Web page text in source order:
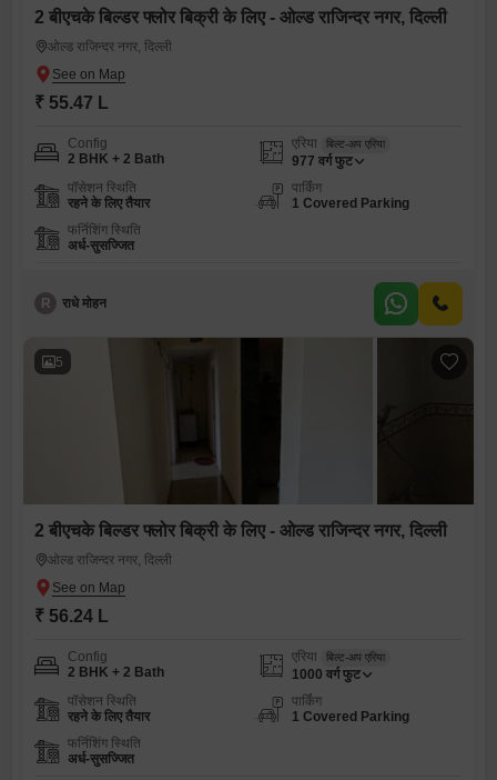
2 बीएचके बिल्डर फ्लोर बिक्री के लिए - ओल्ड राजिन्दर नगर, दिल्ली
ओल्ड राजिन्दर नगर, दिल्ली
₹ 55.47 L
Config
2 BHK + 2 Bath
एरिया बिल्ट-अप एरिया
977 वर्ग फुट
पॉसेशन स्थिति
रहने के लिए तैयार
पार्किंग
1 Covered Parking
फर्निशिंग स्थिति
अर्ध-सुसज्जित
R राधे मोहन
5
2 बीएचके बिल्डर फ्लोर बिक्री के लिए - ओल्ड राजिन्दर नगर, दिल्ली
ओल्ड राजिन्दर नगर, दिल्ली
₹ 56.24 L
Config
2 BHK + 2 Bath
एरिया बिल्ट-अप एरिया
1000 वर्ग फुट
पॉसेशन स्थिति
रहने के लिए तैयार
पार्किंग
1 Covered Parking
फर्निशिंग स्थिति
अर्ध-सुसज्जित